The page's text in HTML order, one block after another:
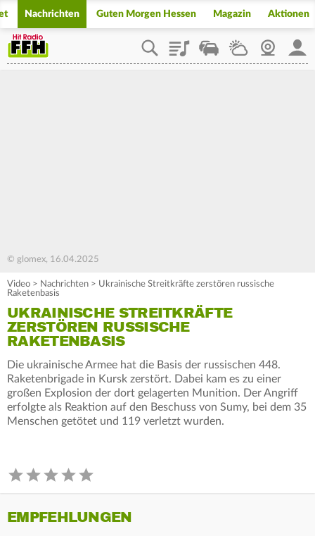
Nachrichten Guten Morgen Hessen Magazin Aktionen
PlaylistStaupilotWetterWebcam
© glomex, 16.04.2025
Video > Nachrichten > Ukrainische Streitkräfte zerstören russische
Raketenbasis
UKRAINISCHE STREITKRÄFTE
ZERSTÖREN RUSSISCHE
RAKETENBASIS
Die ukrainische Armee hat die Basis der russischen 448.
Raketenbrigade in Kursk zerstört. Dabei kam es zu einer
großen Explosion der dort gelagerten Munition. Der Angriff
erfolgte als Reaktion auf den Beschuss von Sumy, bei dem 35
Menschen getötet und 119 verletzt wurden.
EMPFEHLUNGEN